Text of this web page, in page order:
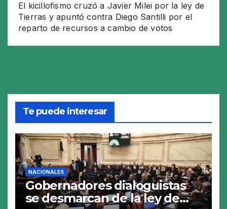
El kicillofismo cruzó a Javier Milei por la ley de
Tierras y apuntó contra Diego Santilli por el
reparto de recursos a cambio de votos
Te puede interesar
NACIONALES
Gobernadores dialoguistas
se desmarcan de la ley de